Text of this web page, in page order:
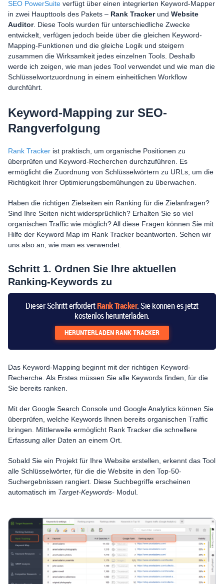
SEO PowerSuite verfügt über einen integrierten Keyword-Mapper
in zwei Haupttools des Pakets – Rank Trackerund Website
Auditor. Diese Tools wurden für unterschiedliche Zwecke
entwickelt, verfügen jedoch beide über die gleichen Keyword-
Mapping-Funktionen und die gleiche Logik und steigern
zusammen die Wirksamkeit jedes einzelnen Tools. Deshalb
werde ich zeigen, wie man jedes Tool verwendet und wie man die
Schlüsselwortzuordnung in einem einheitlichen Workflow
durchführt.
Keyword-Mapping zur SEO-
Rangverfolgung
Rank Tracker ist praktisch, um organische Positionen zu
überprüfen und Keyword-Recherchen durchzuführen. Es
ermöglicht die Zuordnung von Schlüsselwörtern zu URLs, um die
Richtigkeit Ihrer Optimierungsbemühungen zu überwachen.
Haben die richtigen Zielseiten ein Ranking für die Zielanfragen?
Sind Ihre Seiten nicht widersprüchlich? Erhalten Sie so viel
organischen Traffic wie möglich? All diese Fragen können Sie mit
Hilfe der Keyword Map im Rank Tracker beantworten. Sehen wir
uns also an, wie man es verwendet.
Schritt 1. Ordnen Sie Ihre aktuellen
Ranking-Keywords zu
Dieser Schritt erfordertRank Tracker. Sie können es jetzt
kostenlos herunterladen.
HERUNTERLADENRANK TRACKER
Das Keyword-Mapping beginnt mit der richtigen Keyword-
Recherche. Als Erstes müssen Sie alle Keywords finden, für die
Sie bereits ranken.
Mit der Google Search Console und Google Analytics können Sie
überprüfen, welche Keywords Ihnen bereits organischen Traffic
bringen. Mittlerweile ermöglicht Rank Tracker die schnellere
Erfassung aller Daten an einem Ort.
Sobald Sie ein Projekt für Ihre Website erstellen, erkennt das Tool
alle Schlüsselwörter, für die die Website in den Top-50-
Suchergebnissen rangiert. Diese Suchbegriffe erscheinen
automatisch im Target-Keywords- Modul.